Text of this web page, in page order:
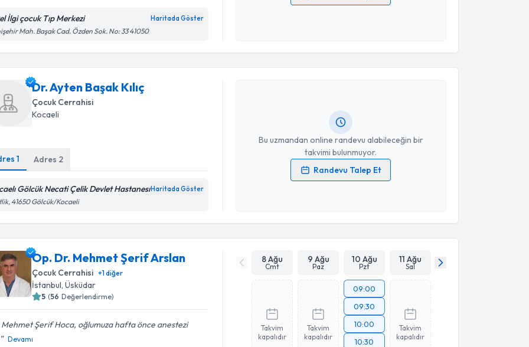
İlgi çocuk Tıp Merkezi Haritada Göster
Mah. Başak Cad. Özden Sok. No: 33 41050
Kişisel verilerimin işlenmesine ilişkinAydınlatma Metni
Takvim Talebini Gönder
Dr. Ayten Başak Kılıç
Çocuk Cerrahisi
Kocaeli
1 Adres 2
Gölcük Necati Çelik Devlet HastanesıHaritada Göster
41650 Gölcük/Kocaeli
Bu uzmandan online randevu alabileceğin bir
takvimi bulunmuyor.
Randevu Talep Et
Randevu Takvimi Talebi
Kişisel verilerimin işlenmesine ilişkinAydınlatma Metni
Takvim Talebini Gönder
Op. Dr. Mehmet Şerif Arslan
Çocuk Cerrahisi +1diğer
İstanbul,Üsküdar
5 (56 Değerlendirme)
Şerif Hoca, oğlumuza hafta önce anestezi
Devamı
8 Ağu
Cmt
9 Ağu
Paz
10 Ağu
Pzt
11 Ağu
Sal
Takvim
kapalıdır
Takvim
kapalıdır
09:00
09:30
10:00
10:30
Takvim
kapalıdır